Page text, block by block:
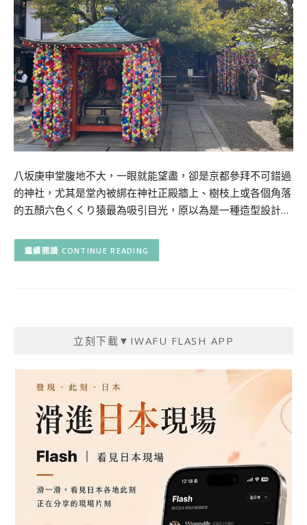
八坂庚申堂腹地不大，一眼就能望盡，卻是京都參拜不可錯過
的神社，尤其是堂內被綁在神社正殿牆上、樹枝上或各個角落
的五顏六色くくり猿最為吸引目光，原以為是一種造型設計…
CONTINUE READING
立刻下載▼IWAFU FLASH APP